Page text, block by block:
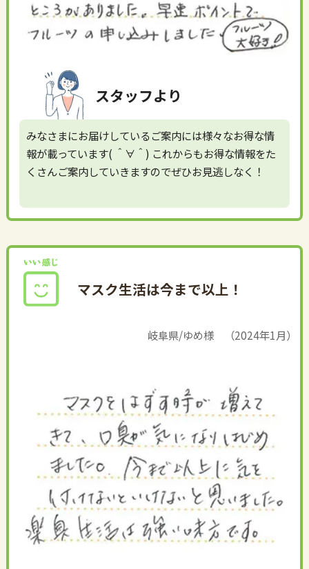
スタッフより
みなさまにお届けしているご案内には様々なお得な情
報が載っています( ＾∀＾) これからもお得な情報をた
くさんご案内していきますのでぜひお見逃しなく！
マスク生活は今まで以上！
岐阜県/ゆめ様 （2024年1月）